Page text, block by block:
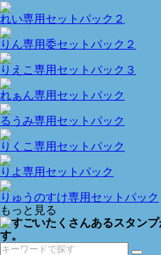
れい専用セットパック２
りん専用委セットパック２
りえこ専用セットパック３
れぁん専用セットパック
るうみ専用セットパック
りくこ専用セットパック
りよ専用セットパック
りゅうのすけ専用セットパック
もっと見る